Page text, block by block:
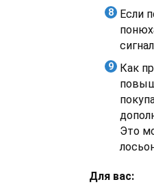
Если
Как
Это
Для вас: